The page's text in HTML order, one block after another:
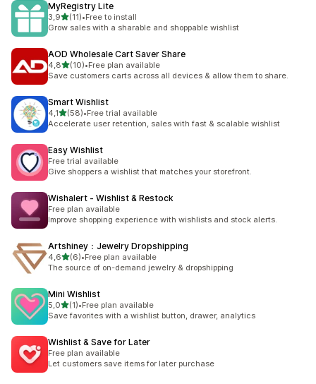
MyRegistry Lite
3,9av 5 stjerner
(11)
Totalt 11 omtaler
•Free to install
Grow sales with a sharable and shoppable wishlist
AOD Wholesale Cart Saver Share
4,8av 5 stjerner
(10)
Totalt 10 omtaler
•Free plan available
Save customers carts across all devices & allow them to share.
Smart Wishlist
4,1av 5 stjerner
(58)
Totalt 58 omtaler
•Free trial available
Accelerate user retention, sales with fast & scalable wishlist
Easy Wishlist
Free trial available
Give shoppers a wishlist that matches your storefront.
Wishalert ‑ Wishlist & Restock
Free plan available
Improve shopping experience with wishlists and stock alerts.
Artshiney：Jewelry Dropshipping
4,6av 5 stjerner
(6)
Totalt 6 omtaler
•Free plan available
The source of on-demand jewelry & dropshipping
Mini Wishlist
5,0av 5 stjerner
(1)
Totalt 1 omtaler
•Free plan available
Save favorites with a wishlist button, drawer, analytics
Wishlist & Save for Later
Free plan available
Let customers save items for later purchase